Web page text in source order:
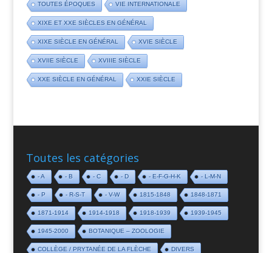
TOUTES ÉPOQUES VIE INTERNATIONALE
XIXE ET XXE SIÈCLES EN GÉNÉRAL
XIXE SIÈCLE EN GÉNÉRAL XVIE SIÈCLE
XVIIE SIÈCLE XVIIIE SIÈCLE
XXE SIÈCLE EN GÉNÉRAL XXIE SIÈCLE
Toutes les catégories
- A - B - C - D - E-F-G-H-K - L-M-N
- P - R-S-T - V-W 1815-1848 1848-1871
1871-1914 1914-1918 1918-1939 1939-1945
1945-2000 BOTANIQUE – ZOOLOGIE
COLLÈGE / PRYTANÉE DE LA FLÈCHE DIVERS